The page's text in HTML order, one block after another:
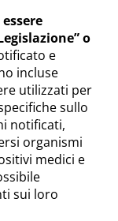
o
e
incluse
utilizzati per
sullo
notificati,
organismi
medici e
sui loro